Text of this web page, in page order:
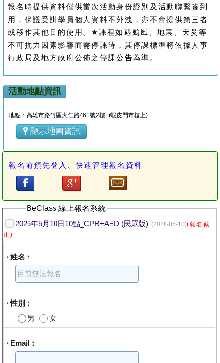
報名時提供資料僅供當次活動身份證別及活動聯繫簽到
用，保護受訓學員個人資料不外洩，亦不會提供第三者
或移作其他目的使用。 ★課程如遇颱風、地震、天災等
不可抗力因素影響而需停課時，其停課標準將依據人事
行政局及地方政府公佈之停課公告為準。
活動地點資訊
地點：高雄市路竹區大仁路461號2樓 (蝦皮門市樓上)
顯示地圖資訊
報名前預先登入、快速管理報名資料
BeClass 線上報名系統
2026年5月10日10點_CPR+AED (民眾版) (2026-05-10)(報名截
止)
* 姓名：
*性別：
男
女
* Email：